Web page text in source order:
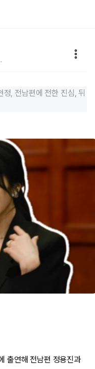
, 전남편에 전한 진심, 뒤
출연해 전남편 정용진과